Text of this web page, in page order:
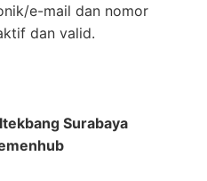
e-mail dan nomor
dan valid.
Surabaya